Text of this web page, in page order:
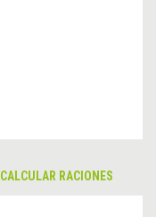
CALCULAR RACIONES